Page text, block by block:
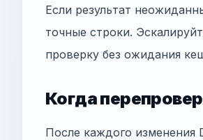
Если результат
точные строки.
проверку без ожидания
Когда
После каждого изменения